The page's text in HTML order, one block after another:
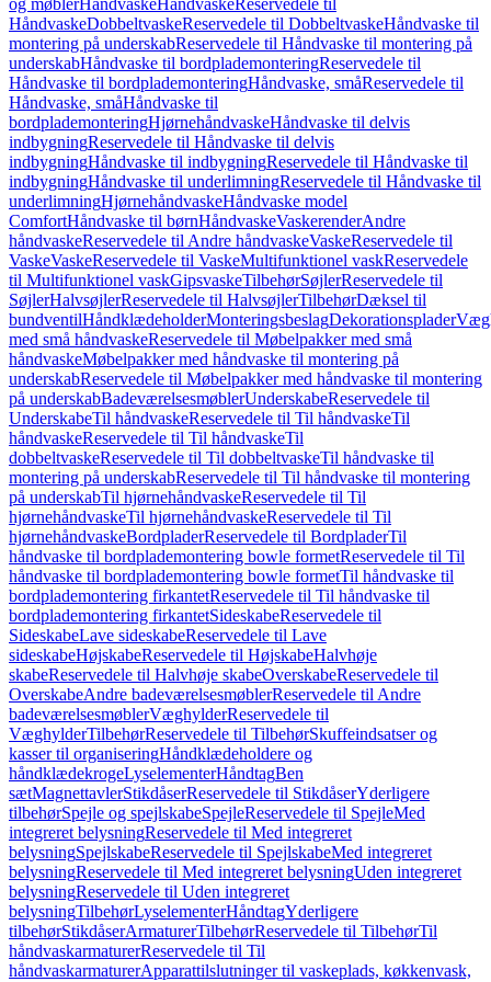
og møblerHåndvaskeHåndvaskeReservedele til
HåndvaskeDobbeltvaskeReservedele til DobbeltvaskeHåndvaske til
montering på underskabReservedele til Håndvaske til montering på
underskabHåndvaske til bordplademonteringReservedele til
Håndvaske til bordplademonteringHåndvaske, småReservedele til
Håndvaske, småHåndvaske til
bordplademonteringHjørnehåndvaskeHåndvaske til delvis
indbygningReservedele til Håndvaske til delvis
indbygningHåndvaske til indbygningReservedele til Håndvaske til
indbygningHåndvaske til underlimningReservedele til Håndvaske til
underlimningHjørnehåndvaskeHåndvaske model
ComfortHåndvaske til børnHåndvaskeVaskerenderAndre
håndvaskeReservedele til Andre håndvaskeVaskeReservedele til
VaskeVaskeReservedele til VaskeMultifunktionel vaskReservedele
til Multifunktionel vaskGipsvaskeTilbehørSøjlerReservedele til
SøjlerHalvsøjlerReservedele til HalvsøjlerTilbehørDæksel til
bundventilHåndklædeholderMonteringsbeslagDekorationsplader
med små håndvaskeReservedele til Møbelpakker med små
håndvaskeMøbelpakker med håndvaske til montering på
underskabReservedele til Møbelpakker med håndvaske til montering
på underskabBadeværelsesmøblerUnderskabeReservedele til
UnderskabeTil håndvaskeReservedele til Til håndvaskeTil
håndvaskeReservedele til Til håndvaskeTil
dobbeltvaskeReservedele til Til dobbeltvaskeTil håndvaske til
montering på underskabReservedele til Til håndvaske til montering
på underskabTil hjørnehåndvaskeReservedele til Til
hjørnehåndvaskeTil hjørnehåndvaskeReservedele til Til
hjørnehåndvaskeBordpladerReservedele til BordpladerTil
håndvaske til bordplademontering bowle formetReservedele til Til
håndvaske til bordplademontering bowle formetTil håndvaske til
bordplademontering firkantetReservedele til Til håndvaske til
bordplademontering firkantetSideskabeReservedele til
SideskabeLave sideskabeReservedele til Lave
sideskabeHøjskabeReservedele til HøjskabeHalvhøje
skabeReservedele til Halvhøje skabeOverskabeReservedele til
OverskabeAndre badeværelsesmøblerReservedele til Andre
badeværelsesmøblerVæghylderReservedele til
VæghylderTilbehørReservedele til TilbehørSkuffeindsatser og
kasser til organiseringHåndklædeholdere og
håndklædekrogeLyselementerHåndtagBen
sætMagnettavlerStikdåserReservedele til StikdåserYderligere
tilbehørSpejle og spejlskabeSpejleReservedele til SpejleMed
integreret belysningReservedele til Med integreret
belysningSpejlskabeReservedele til SpejlskabeMed integreret
belysningReservedele til Med integreret belysningUden integreret
belysningReservedele til Uden integreret
belysningTilbehørLyselementerHåndtagYderligere
tilbehørStikdåserArmaturerTilbehørReservedele til TilbehørTil
håndvaskarmaturerReservedele til Til
håndvaskarmaturerApparattilslutninger til vaskeplads, køkkenvask,